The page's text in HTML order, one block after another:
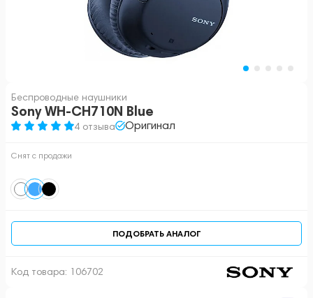
Беспроводные наушники
Sony WH-CH710N Blue
4 отзыва Оригинал
Снят с продажи
ПОДОБРАТЬ АНАЛОГ
Код товара: 106702